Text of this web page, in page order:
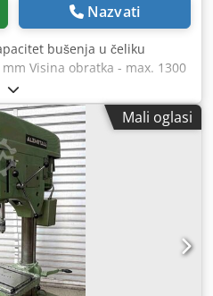
Nazvati
bušenja u čeliku
Visina obratka - max. 1300
0,1-0,3 mm/o Brzine vretena
snaga 1,4 kW Težina
cca DxŠxV 1,8 x 0,8 x 2,3 m
stol uklj. posmak za
Mali oglasi